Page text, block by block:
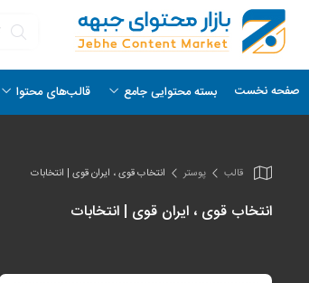
صفحه نخست بسته محتوایی جامع قالب‌های محتوا
قالب پوستر انتخاب قوی ، ایران قوی | انتخابات
انتخاب قوی ، ایران قوی | انتخابات